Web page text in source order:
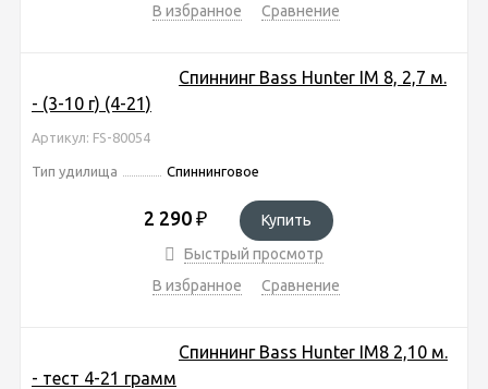
В избранное
Сравнение
Спиннинг Bass Hunter IM 8, 2,7 м.
- (3-10 г) (4-21)
Артикул: FS-80054
Тип удилища Спиннинговое
2 290 ₽
Купить
Быстрый просмотр
В избранное
Сравнение
Спиннинг Bass Hunter IM8 2,10 м.
- тест 4-21 грамм